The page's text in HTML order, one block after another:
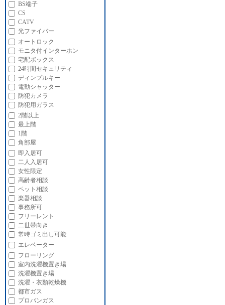
BS端子
CS
CATV
光ファイバー
オートロック
モニタ付インターホン
宅配ボックス
24時間セキュリティ
ディンプルキー
電動シャッター
防犯カメラ
防犯用ガラス
2階以上
最上階
1階
角部屋
即入居可
二人入居可
女性限定
高齢者相談
ペット相談
楽器相談
事務所可
フリーレント
二世帯向き
常時ゴミ出し可能
エレベーター
フローリング
室内洗濯機置き場
洗濯機置き場
洗濯・衣類乾燥機
都市ガス
プロパンガス